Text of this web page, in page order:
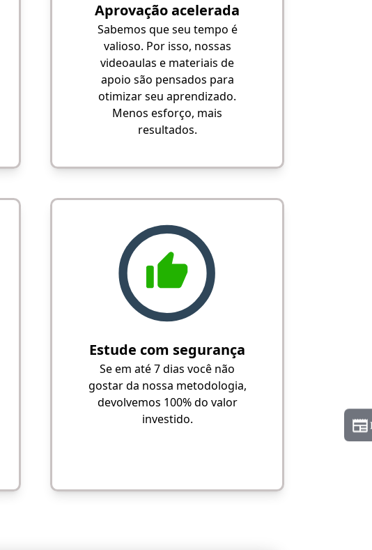
Aprovação acelerada
Sabemos que seu tempo é
valioso. Por isso, nossas
videoaulas e materiais de
apoio são pensados para
otimizar seu aprendizado.
Menos esforço, mais
resultados.
Estude com segurança
Se em até 7 dias você não
gostar da nossa metodologia,
devolvemos 100% do valor
investido.